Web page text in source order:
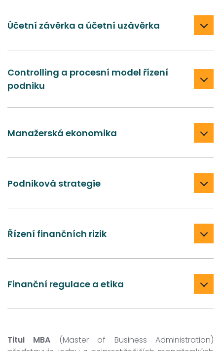
Účetní závěrka a účetní uzávěrka
Controlling a procesní model řízení
podniku
Manažerská ekonomika
Podniková strategie
Řízení finančních rizik
Finanční regulace a etika
Titul MBA (Master of Business Administration)